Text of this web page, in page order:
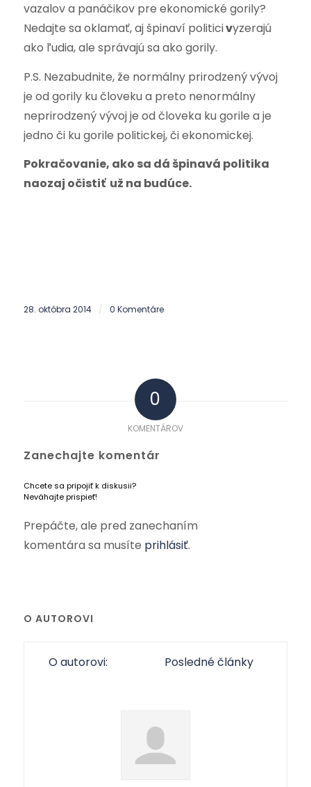
vazalov a panáčikov pre ekonomické gorily?
Nedajte sa oklamať, aj špinaví politicivyzerajú
ako ľudia, ale správajú sa ako gorily.
P.S. Nezabudnite, že normálny prirodzený vývoj
je od gorily ku človeku a preto nenormálny
neprirodzený vývoj je od človeka ku gorile a je
jedno či ku gorile politickej, či ekonomickej.
Pokračovanie, ako sa dá špinavá politika
naozaj očistiť už na budúce.
28. októbra 2014 / 0 Komentáre
0
KOMENTÁROV
Zanechajte komentár
Chcete sa pripojiť k diskusii?
Neváhajte prispieť!
Prepáčte, ale pred zanechaním
komentára sa musíte prihlásiť.
O AUTOROVI
O autorovi: Posledné články